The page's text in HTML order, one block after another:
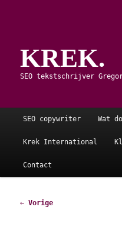
primaire
inhoudKREK.
SEO tekstschrijver
Hoofdmenu
SEO copywriter Wat
Krek International
Contact
Bericht
← Vorige